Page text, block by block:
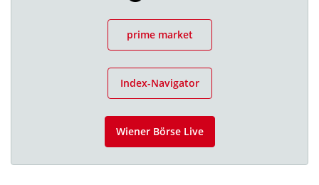
prime market
Index-Navigator
Wiener Börse Live